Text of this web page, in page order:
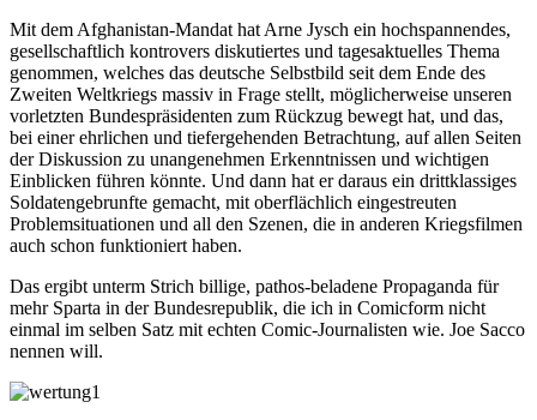
Mit dem Afghanistan-Mandat hat Arne Jysch ein hochspannendes,
gesellschaftlich kontrovers diskutiertes und tagesaktuelles Thema
genommen, welches das deutsche Selbstbild seit dem Ende des
Zweiten Weltkriegs massiv in Frage stellt, möglicherweise unseren
vorletzten Bundespräsidenten zum Rückzug bewegt hat, und das,
bei einer ehrlichen und tiefergehenden Betrachtung, auf allen Seiten
der Diskussion zu unangenehmen Erkenntnissen und wichtigen
Einblicken führen könnte. Und dann hat er daraus ein drittklassiges
Soldatengebrunfte gemacht, mit oberflächlich eingestreuten
Problemsituationen und all den Szenen, die in anderen Kriegsfilmen
auch schon funktioniert haben.
Das ergibt unterm Strich billige, pathos-beladene Propaganda für
mehr Sparta in der Bundesrepublik, die ich in Comicform nicht
einmal im selben Satz mit echten Comic-Journalisten wie. Joe Sacco
nennen will.